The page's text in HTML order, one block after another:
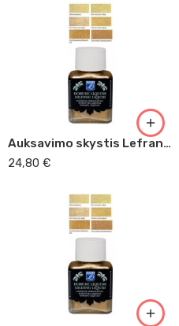
Auksavimo skystis Lefranc – Florencijos auksas 75 ml
24,80 €